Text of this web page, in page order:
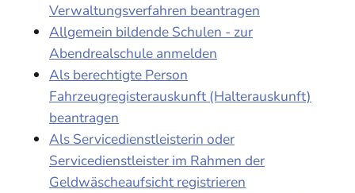
Verwaltungsverfahren beantragen
Allgemein bildende Schulen - zur
Abendrealschule anmelden
Als berechtigte Person
Fahrzeugregisterauskunft (Halterauskunft)
beantragen
Als Servicedienstleisterin oder
Servicedienstleister im Rahmen der
Geldwäscheaufsicht registrieren